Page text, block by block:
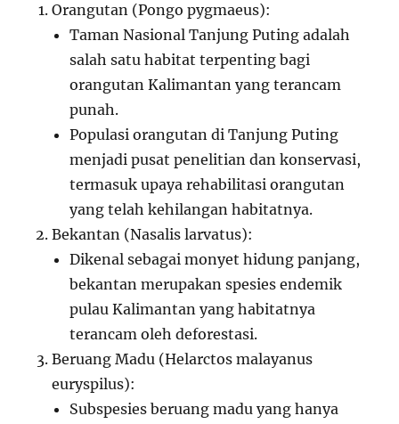
Orangutan (Pongo pygmaeus):
Taman Nasional Tanjung Puting adalah
salah satu habitat terpenting bagi
orangutan Kalimantan yang terancam
punah.
Populasi orangutan di Tanjung Puting
menjadi pusat penelitian dan konservasi,
termasuk upaya rehabilitasi orangutan
yang telah kehilangan habitatnya.
Bekantan (Nasalis larvatus):
Dikenal sebagai monyet hidung panjang,
bekantan merupakan spesies endemik
pulau Kalimantan yang habitatnya
terancam oleh deforestasi.
Beruang Madu (Helarctos malayanus
euryspilus):
Subspesies beruang madu yang hanya